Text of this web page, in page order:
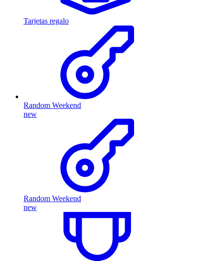
Tarjetas regalo
Random Weekend
new
Random Weekend
new